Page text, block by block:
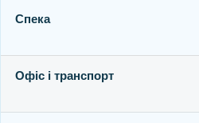
Спека
Офіс і транспорт